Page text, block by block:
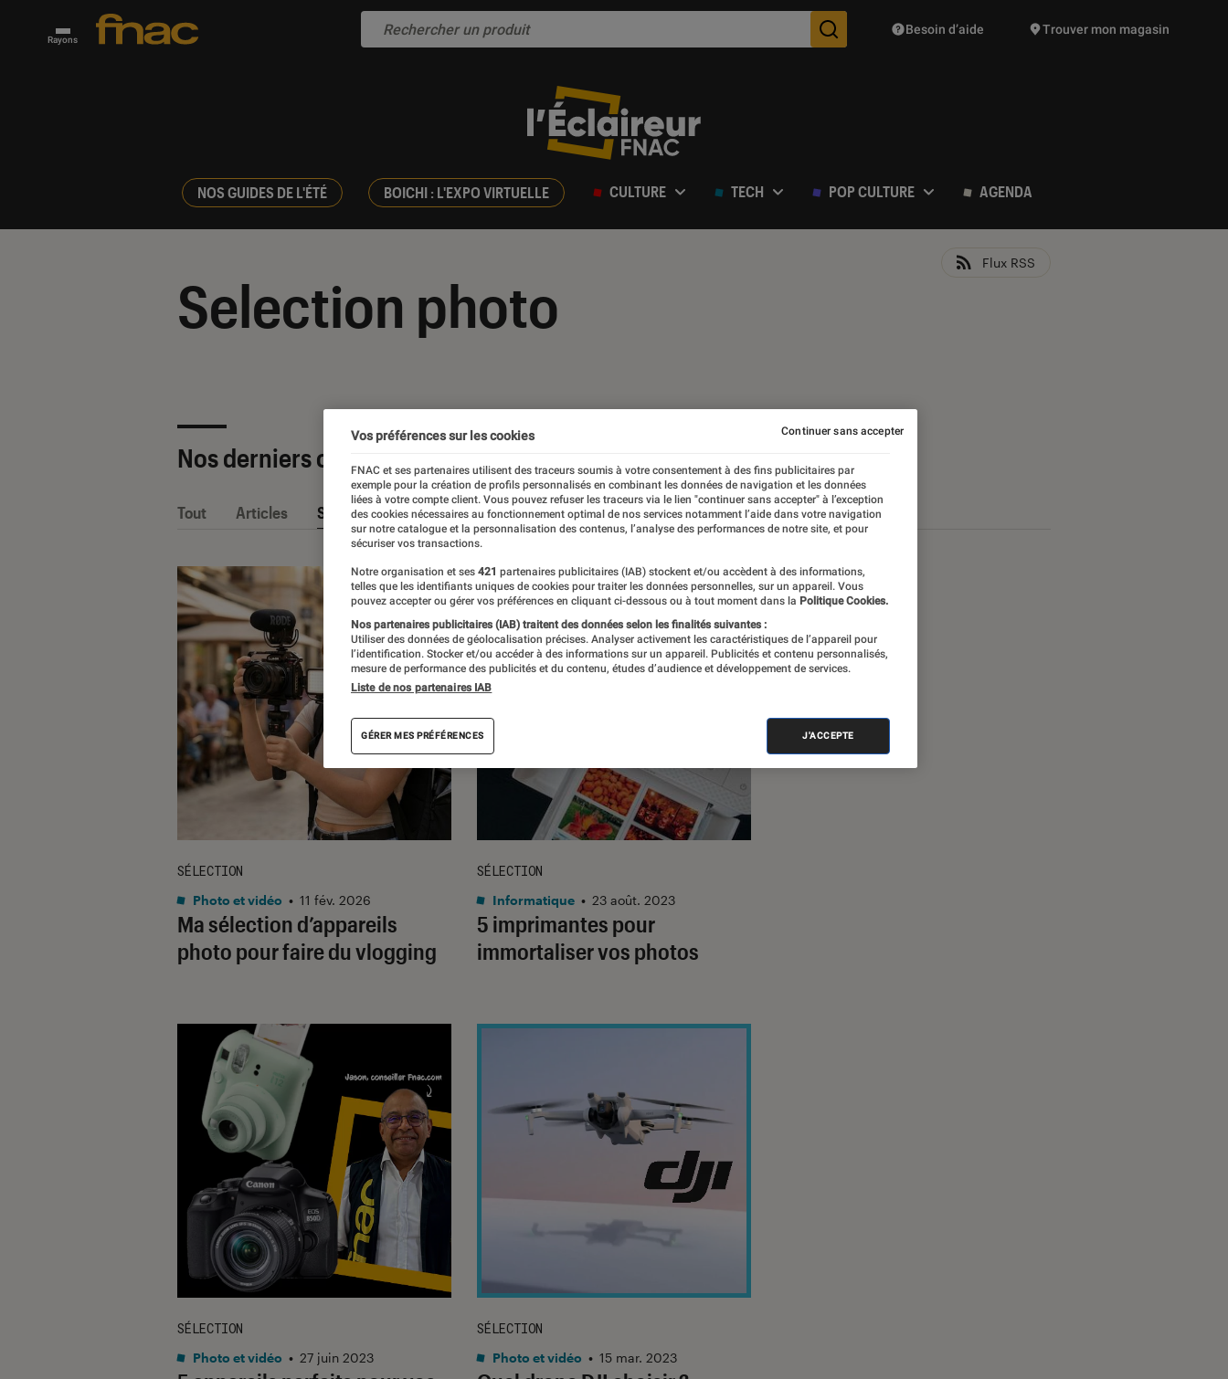
Rayons Des suggestions de produits vont vous être proposées
Besoin d’aide Trouver mon magasin
NOS GUIDES DE L'ÉTÉ BOICHI : L'EXPO VIRTUELLE CULTURE TECH POP CULTURE AGENDA
Selection photo
Flux RSS
Nos derniers contenus
Tout Articles Sélections et guides
Ma sélection d’appareils
photo pour faire du vlogging
SÉLECTION
Photo et vidéo • 11 fév. 2026
5 imprimantes pour
immortaliser vos photos
SÉLECTION
Informatique • 23 août. 2023
SÉLECTION
Photo et vidéo • 27 juin 2023
SÉLECTION
Photo et vidéo • 15 mar. 2023
Vos préférences sur les cookies
FNAC et ses partenaires utilisent des traceurs soumis à votre consentement à des fins publicitaires par
exemple pour la création de profils personnalisés en combinant les données de navigation et les données
liées à votre compte client. Vous pouvez refuser les traceurs via le lien "continuer sans accepter" à l’exception
des cookies nécessaires au fonctionnement optimal de nos services notamment l’aide dans votre navigation
sur notre catalogue et la personnalisation des contenus, l’analyse des performances de notre site, et pour
sécuriser vos transactions.
Notre organisation et ses 421 partenaires publicitaires (IAB) stockent et/ou accèdent à des informations,
telles que les identifiants uniques de cookies pour traiter les données personnelles, sur un appareil. Vous
pouvez accepter ou gérer vos préférences en cliquant ci-dessous ou à tout moment dans la Politique Cookies.
Nos partenaires publicitaires (IAB) traitent des données selon les finalités suivantes :
Utiliser des données de géolocalisation précises. Analyser activement les caractéristiques de l’appareil pour
l’identification. Stocker et/ou accéder à des informations sur un appareil. Publicités et contenu personnalisés,
mesure de performance des publicités et du contenu, études d’audience et développement de services.
Liste de nos partenaires IAB
GÉRER MES PRÉFÉRENCES J'ACCEPTE
Continuer sans accepter